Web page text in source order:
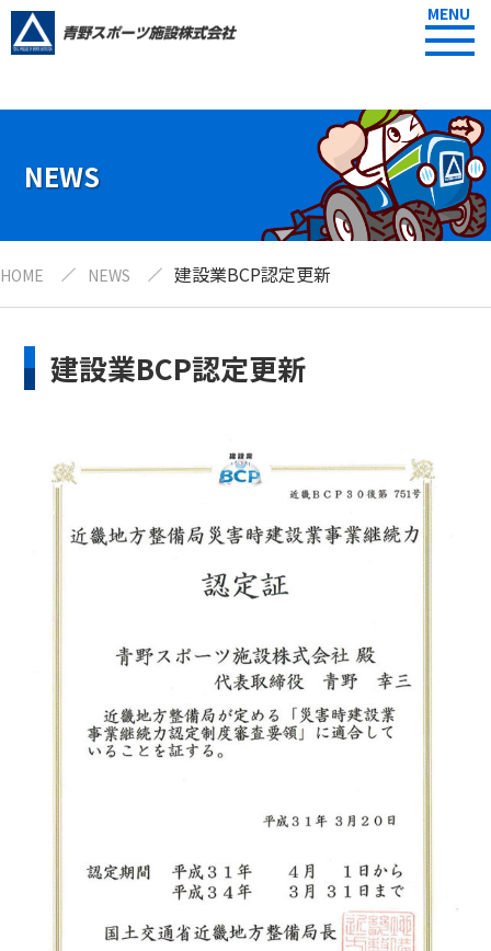
MENU
NEWS
HOME NEWS 建設業BCP認定更新
建設業BCP認定更新